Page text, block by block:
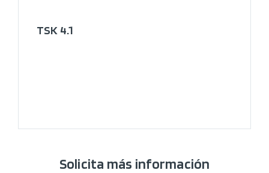
TSK 4.1
Solicita más información